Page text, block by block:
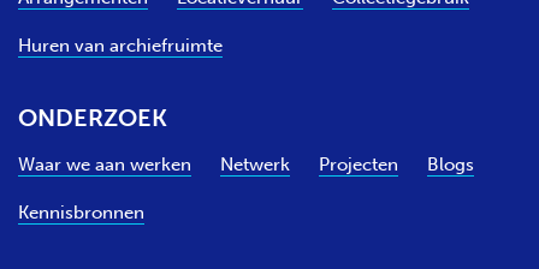
Huren van archiefruimte
ONDERZOEK
Waar we aan werken Netwerk Projecten Blogs
Kennisbronnen